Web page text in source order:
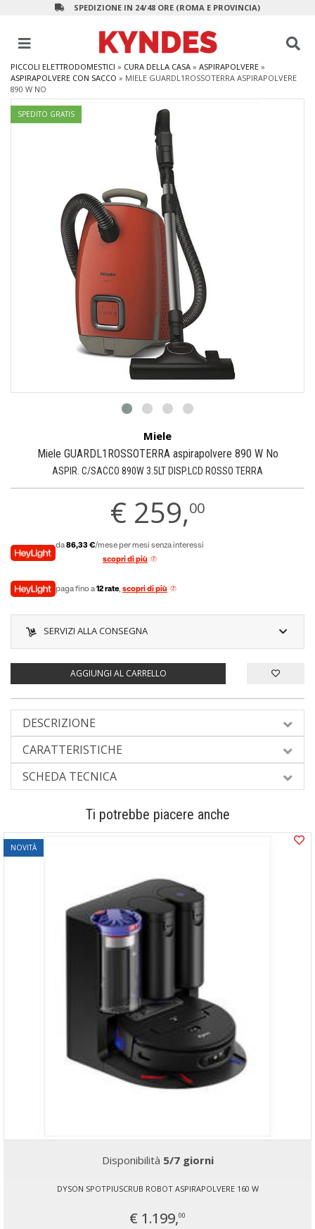
SPEDIZIONE IN 24/48 ORE (ROMA E PROVINCIA)
PICCOLI ELETTRODOMESTICI » CURA DELLA CASA » ASPIRAPOLVERE »
ASPIRAPOLVERE CON SACCO » MIELE GUARDL1ROSSOTERRA ASPIRAPOLVERE
890 W NO
SPEDITO GRATIS
Miele
Miele GUARDL1ROSSOTERRA aspirapolvere 890 W No
ASPIR. C/SACCO 890W 3.5LT DISP.LCD ROSSO TERRA
€ 259,00
da86,33 €/mese per mesi senza interessi
scopri di più
paga fino a12 rate, scopri di più
SERVIZI ALLA CONSEGNA
AGGIUNGI AL CARRELLO
DESCRIZIONE
CARATTERISTICHE
SCHEDA TECNICA
Ti potrebbe piacere anche
NOVITÀ
Disponibilità 5/7 giorni
DYSON SPOTPIUSCRUB ROBOT ASPIRAPOLVERE 160 W
€ 1.199,00